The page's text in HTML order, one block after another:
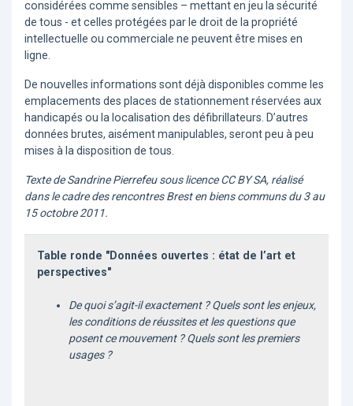
considérées comme sensibles – mettant en jeu la sécurité
de tous - et celles protégées par le droit de la propriété
intellectuelle ou commerciale ne peuvent être mises en
ligne.
De nouvelles informations sont déjà disponibles comme les
emplacements des places de stationnement réservées aux
handicapés ou la localisation des défibrillateurs. D’autres
données brutes, aisément manipulables, seront peu à peu
mises à la disposition de tous.
Texte de Sandrine Pierrefeu sous licence CC BY SA, réalisé
dans le cadre des rencontres Brest en biens communs du 3 au
15 octobre 2011.
Table ronde "Données ouvertes : état de l’art et
perspectives"
De quoi s’agit-il exactement ? Quels sont les enjeux,
les conditions de réussites et les questions que
posent ce mouvement ? Quels sont les premiers
usages ?